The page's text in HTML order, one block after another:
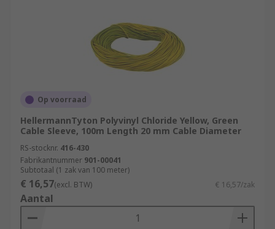
Op voorraad
HellermannTyton Polyvinyl Chloride Yellow, Green
Cable Sleeve, 100m Length 20 mm Cable Diameter
RS-stocknr. 416-430
Fabrikantnummer 901-00041
Subtotaal (1 zak van 100 meter)
€ 16,57(excl. BTW) € 16,57/zak
Aantal